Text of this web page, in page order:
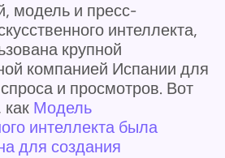
модель и пресс-
интеллекта,
крупной
компанией Испании для
и просмотров. Вот
как Модель
интеллекта была
для создания